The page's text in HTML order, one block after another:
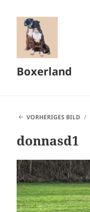
Boxerland
VORHERIGES BILD
donnasd1